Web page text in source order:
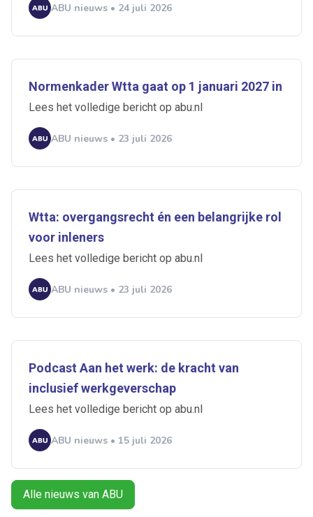
ABU nieuws • 24 juli 2026
Normenkader Wtta gaat op 1 januari 2027 in
Lees het volledige bericht op abu.nl
ABU nieuws • 23 juli 2026
Wtta: overgangsrecht én een belangrijke rol
voor inleners
Lees het volledige bericht op abu.nl
ABU nieuws • 23 juli 2026
Podcast Aan het werk: de kracht van
inclusief werkgeverschap
Lees het volledige bericht op abu.nl
ABU nieuws • 15 juli 2026
Alle nieuws van ABU
Ontvang vacatures direct in
je mailbox